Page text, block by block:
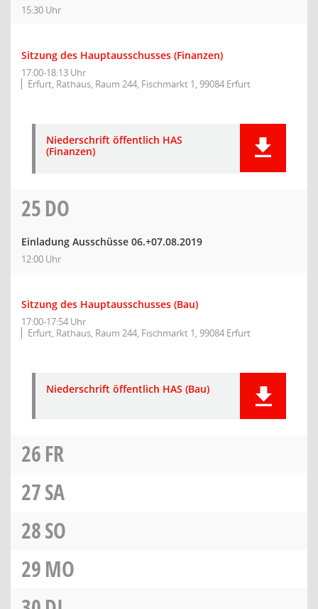
15:30 Uhr
Sitzung des Hauptausschusses (Finanzen)
17:00-18:13 Uhr
Erfurt, Rathaus, Raum 244, Fischmarkt 1, 99084 Erfurt
Niederschrift öffentlich HAS
(Finanzen)
25DO
Einladung Ausschüsse 06.+07.08.2019
12:00 Uhr
Sitzung des Hauptausschusses (Bau)
17:00-17:54 Uhr
Erfurt, Rathaus, Raum 244, Fischmarkt 1, 99084 Erfurt
Niederschrift öffentlich HAS (Bau)
26FR
27SA
28SO
29MO